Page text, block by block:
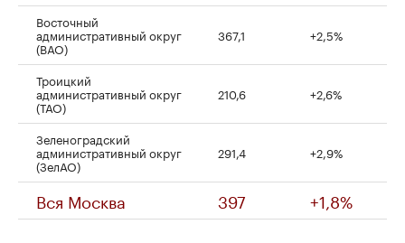
Восточный
административный округ
(ВАО)
367,1 +2,5%
Троицкий
административный округ
(ТАО)
210,6 +2,6%
Зеленоградский
административный округ
(ЗелАО)
291,4 +2,9%
Вся Москва 397 +1,8%